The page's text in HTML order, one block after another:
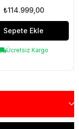
₺114.999,00
Sepete Ekle
Ücretsiz Kargo